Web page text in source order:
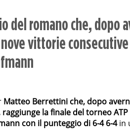
del romano che, dopo
vittorie
Matteo Berrettini che, dopo
la finale del torneo ATP
con il punteggio di 6-4 6-4in